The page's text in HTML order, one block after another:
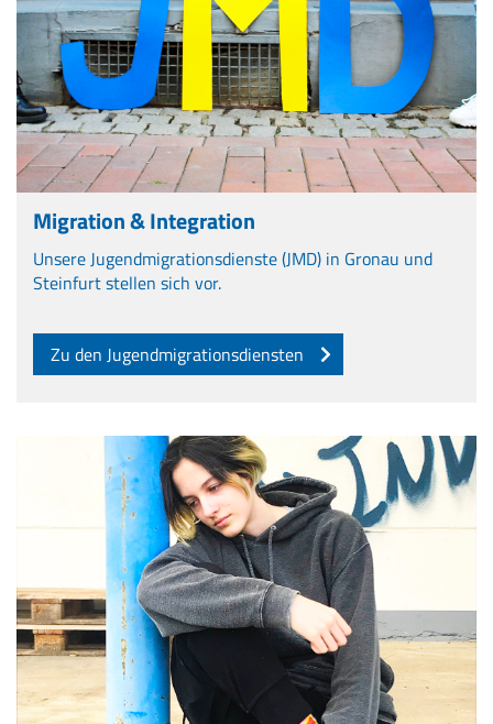
Migration & Integration
Unsere Jugendmigrationsdienste (JMD) in Gronau und
Steinfurt stellen sich vor.
Zu den Jugendmigrationsdiensten